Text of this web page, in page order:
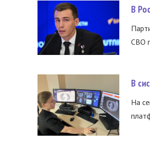
В
СВО
В
На